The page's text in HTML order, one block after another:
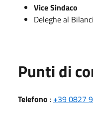
Vice Sindaco
Deleghe al
Punti di
Telefono : +39 0827